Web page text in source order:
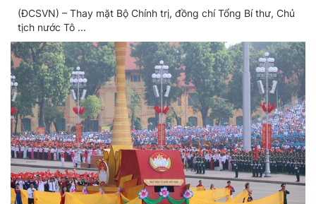
(ĐCSVN) – Thay mặt Bộ Chính trị, đồng chí Tổng Bí thư, Chủ
tịch nước Tô ...